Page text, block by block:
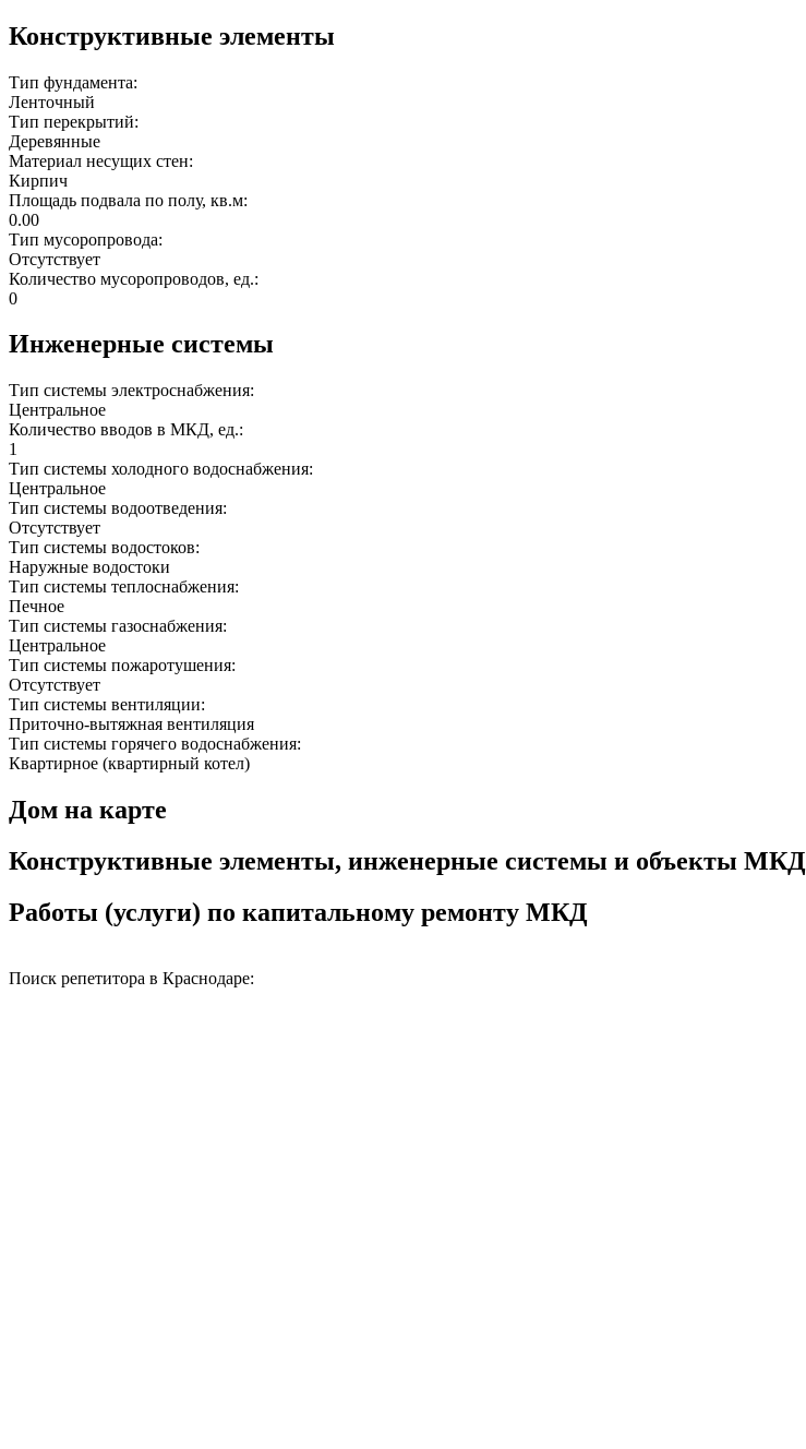
Конструктивные элементы
Тип фундамента:
Ленточный
Тип перекрытий:
Деревянные
Материал несущих стен:
Кирпич
Площадь подвала по полу, кв.м:
0.00
Тип мусоропровода:
Отсутствует
Количество мусоропроводов, ед.:
0
Инженерные системы
Тип системы электроснабжения:
Центральное
Количество вводов в МКД, ед.:
1
Тип системы холодного водоснабжения:
Центральное
Тип системы водоотведения:
Отсутствует
Тип системы водостоков:
Наружные водостоки
Тип системы теплоснабжения:
Печное
Тип системы газоснабжения:
Центральное
Тип системы пожаротушения:
Отсутствует
Тип системы вентиляции:
Приточно-вытяжная вентиляция
Тип системы горячего водоснабжения:
Квартирное (квартирный котел)
Дом на карте
Конструктивные элементы, инженерные системы и объекты МКД
Работы (услуги) по капитальному ремонту МКД
Поиск репетитора в Краснодаре: